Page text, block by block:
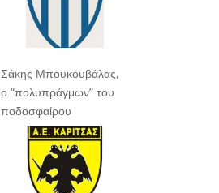
Σάκης Μπουκουβάλας,
ο “πολυπράγμων” του
ποδοσφαίρου